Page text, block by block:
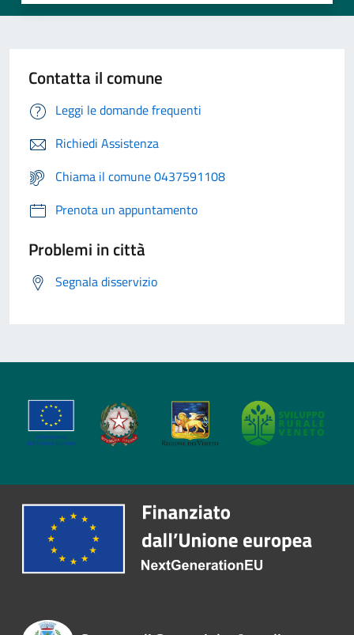
Contatta il comune
Leggi le domande frequenti
Richiedi Assistenza
Chiama il comune 0437591108
Prenota un appuntamento
Problemi in città
Segnala disservizio